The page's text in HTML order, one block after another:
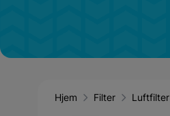
Hjem Filter Luftfilter